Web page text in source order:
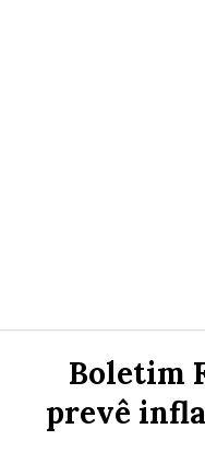
Boletim
prevê